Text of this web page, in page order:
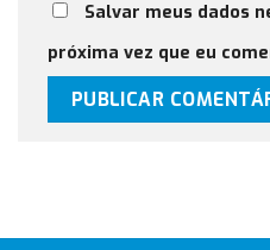
Salvar meus dados
próxima vez que eu